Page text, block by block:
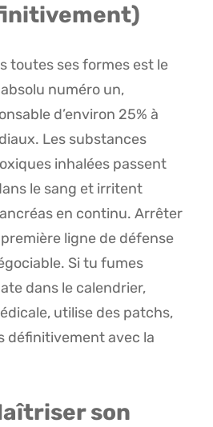
toutes ses formes est le
numéro un,
d’environ 25% à
Les substances
inhalées passent
le sang et irritent
en continu. Arrêter
ligne de défense
Si tu fumes
dans le calendrier,
utilise des patchs,
définitivement avec la
son